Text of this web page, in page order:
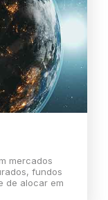
mercados
fundos
de alocar em